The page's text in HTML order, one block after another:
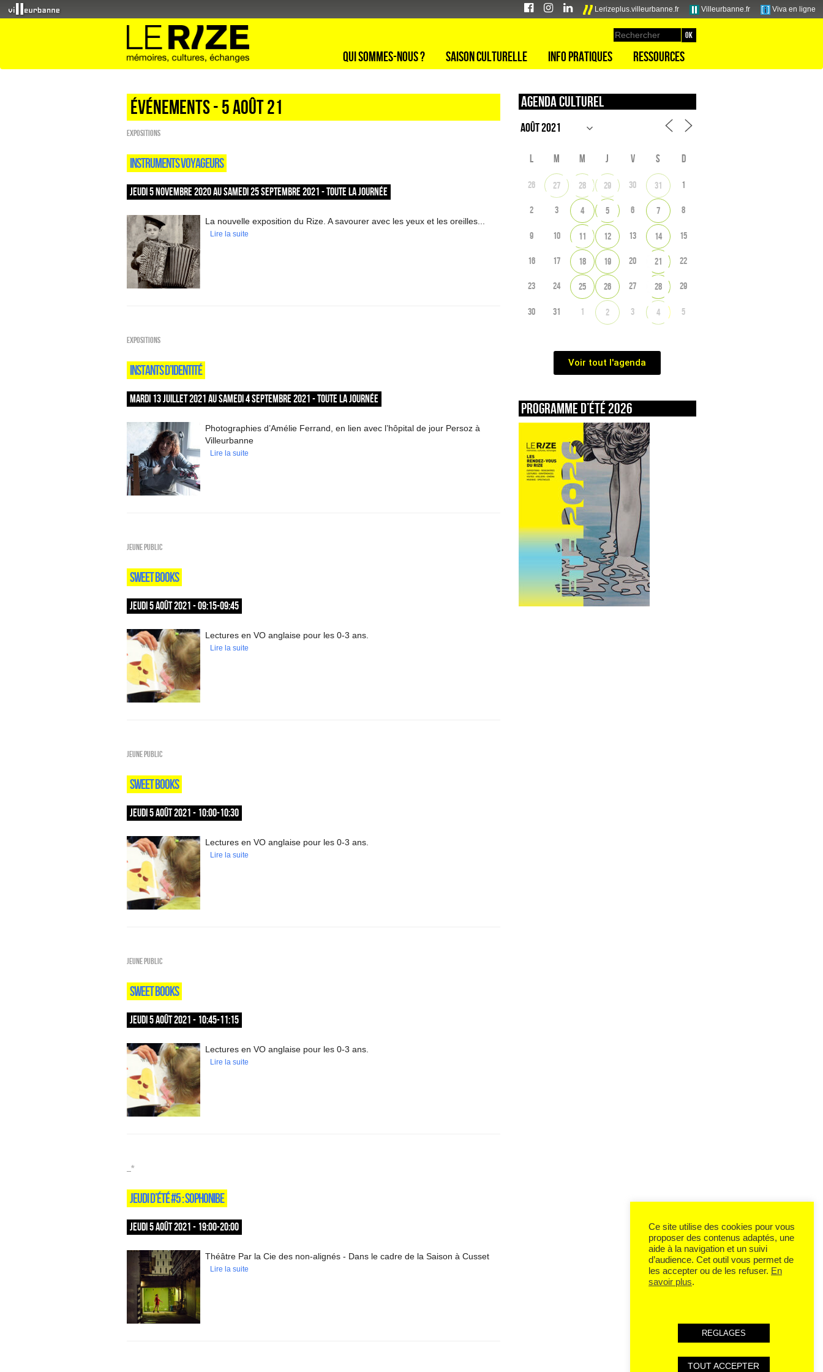
Lerizeplus.villeurbanne.fr Villeurbanne.fr Viva en ligne
Qui sommes-nous ? Saison culturelle Info pratiques Ressources
Événements - 5 Août 21
EXPOSITIONS
INSTRUMENTS VOYAGEURS
JEUDI 5 NOVEMBRE 2020 AU SAMEDI 25 SEPTEMBRE 2021 - TOUTE LA JOURNÉE
La nouvelle exposition du Rize. A savourer avec les yeux et les oreilles...
Lire la suite
EXPOSITIONS
INSTANTS D’IDENTITÉ
MARDI 13 JUILLET 2021 AU SAMEDI 4 SEPTEMBRE 2021 - TOUTE LA JOURNÉE
Photographies d’Amélie Ferrand, en lien avec l’hôpital de jour Persoz à
Villeurbanne
Lire la suite
Jeune public
SWEET BOOKS
JEUDI 5 AOÛT 2021 - 09:15-09:45
Lectures en VO anglaise pour les 0-3 ans.
Lire la suite
Jeune public
SWEET BOOKS
JEUDI 5 AOÛT 2021 - 10:00-10:30
Lectures en VO anglaise pour les 0-3 ans.
Lire la suite
Jeune public
SWEET BOOKS
JEUDI 5 AOÛT 2021 - 10:45-11:15
Lectures en VO anglaise pour les 0-3 ans.
Lire la suite
_*
JEUDI D’ÉTÉ #5 : SOPHONIBE
JEUDI 5 AOÛT 2021 - 19:00-20:00
Théâtre Par la Cie des non-alignés - Dans le cadre de la Saison à Cusset
Lire la suite
Agenda culturel
L M M J V S D
26 27 28 29 30 31 1
2 3 4 5 6 7 8
9 10 11 12 13 14 15
16 17 18 19 20 21 22
23 24 25 26 27 28 29
30 31 1 2 3 4 5
Voir tout l'agenda
Programme d’été 2026
Ce site utilise des cookies pour vous
proposer des contenus adaptés, une
aide à la navigation et un suivi
d’audience. Cet outil vous permet de
les accepter ou de les refuser. En
savoir plus.
REGLAGES
TOUT ACCEPTER